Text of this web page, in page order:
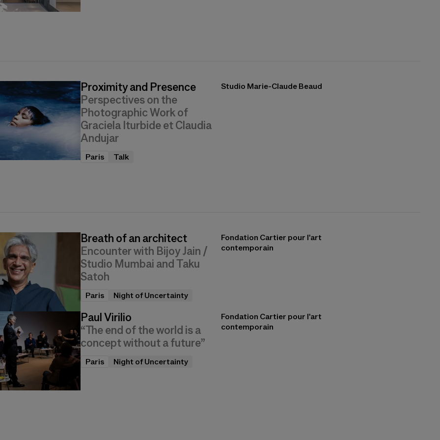
Proximity and Presence
Perspectives on the
Photographic Work of
Graciela Iturbide et Claudia
Andujar
Paris Talk
Studio Marie-Claude Beaud
Breath of an architect
Encounter with Bijoy Jain /
Studio Mumbai and Taku
Satoh
Paris Night of Uncertainty
Fondation Cartier pour l'art
contemporain
Paul Virilio
“The end of the world is a
concept without a future”
Paris Night of Uncertainty
Fondation Cartier pour l'art
contemporain